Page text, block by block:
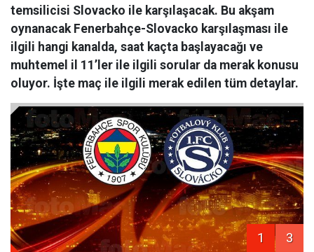
temsilicisi Slovacko ile karşılaşacak. Bu akşam
oynanacak Fenerbahçe-Slovacko karşılaşması ile
ilgili hangi kanalda, saat kaçta başlayacağı ve
muhtemel il 11’ler ile ilgili sorular da merak konusu
oluyor. İşte maç ile ilgili merak edilen tüm detaylar.
1 3